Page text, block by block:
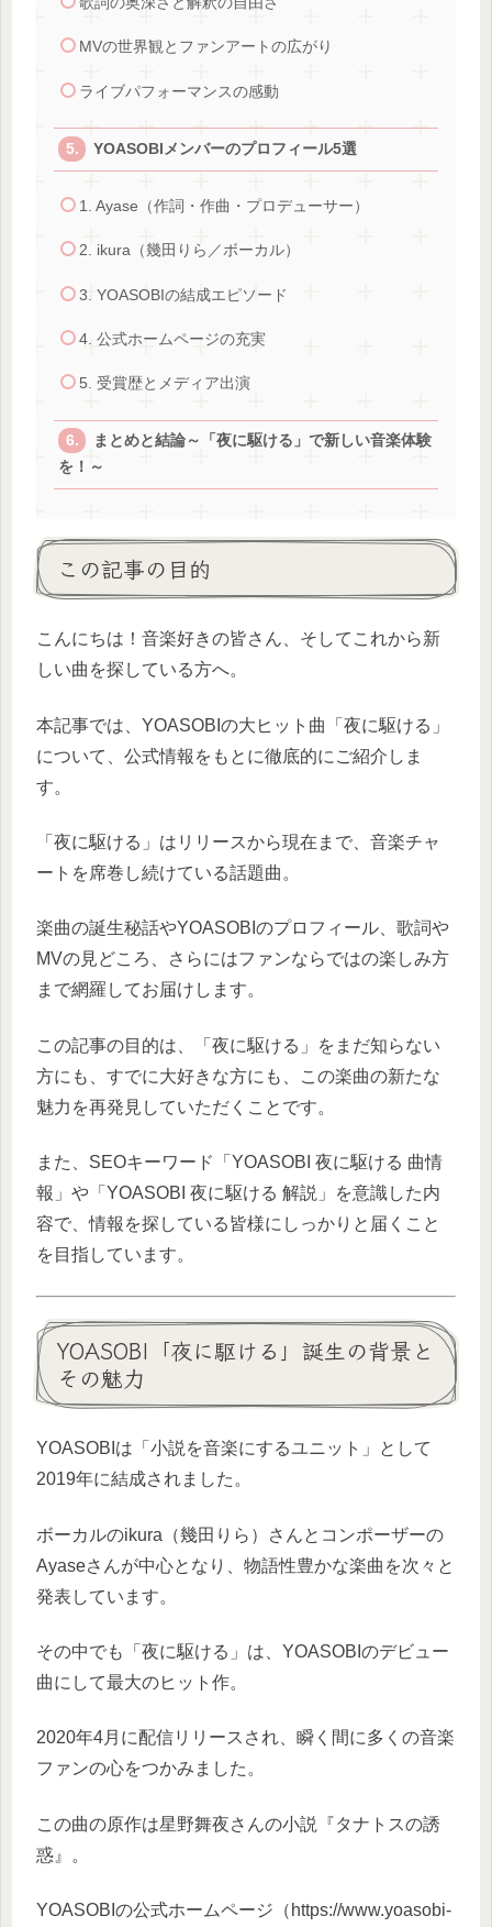
MVの世界観とファンアートの広がり
ライブパフォーマンスの感動
YOASOBIメンバーのプロフィール5選
1. Ayase（作詞・作曲・プロデューサー）
2. ikura（幾田りら／ボーカル）
3. YOASOBIの結成エピソード
4. 公式ホームページの充実
5. 受賞歴とメディア出演
まとめと結論～「夜に駆ける」で新しい音楽体験
を！～
この記事の目的
こんにちは！音楽好きの皆さん、そしてこれから新
しい曲を探している方へ。
本記事では、YOASOBIの大ヒット曲「夜に駆ける」
について、公式情報をもとに徹底的にご紹介しま
す。
「夜に駆ける」はリリースから現在まで、音楽チャ
ートを席巻し続けている話題曲。
楽曲の誕生秘話やYOASOBIのプロフィール、歌詞や
MVの見どころ、さらにはファンならではの楽しみ方
まで網羅してお届けします。
この記事の目的は、「夜に駆ける」をまだ知らない
方にも、すでに大好きな方にも、この楽曲の新たな
魅力を再発見していただくことです。
また、SEOキーワード「YOASOBI 夜に駆ける 曲情
報」や「YOASOBI 夜に駆ける 解説」を意識した内
容で、情報を探している皆様にしっかりと届くこと
を目指しています。
YOASOBI「夜に駆ける」誕生の背景と
その魅力
YOASOBIは「小説を音楽にするユニット」として
2019年に結成されました。
ボーカルのikura（幾田りら）さんとコンポーザーの
Ayaseさんが中心となり、物語性豊かな楽曲を次々と
発表しています。
その中でも「夜に駆ける」は、YOASOBIのデビュー
曲にして最大のヒット作。
2020年4月に配信リリースされ、瞬く間に多くの音楽
ファンの心をつかみました。
この曲の原作は星野舞夜さんの小説『タナトスの誘
惑』。
YOASOBIの公式ホームページ（https://www.yoasobi-